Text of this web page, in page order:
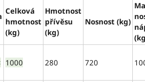
Celková
hmotnost
(kg)
Hmotnost
přívěsu
(kg)
Nosnost (kg)
1000 280 720